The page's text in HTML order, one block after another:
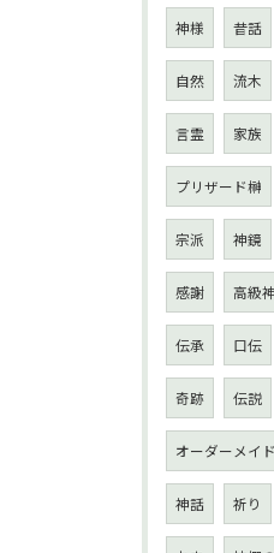
神様 昔話
自然 流木
言霊 家族
プリザード榊
宗派 神鏡
感謝 高級
伝承 口伝
奇跡 伝説
オーダーメイド
神話 祈り